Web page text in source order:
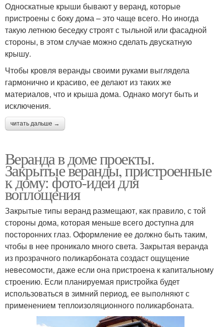
Односкатные крыши бывают у веранд, которые
пристроены с боку дома – это чаще всего. Но иногда
такую летнюю беседку строят с тыльной или фасадной
стороны, в этом случае можно сделать двускатную
крышу.
Чтобы кровля веранды своими руками выглядела
гармонично и красиво, ее делают из таких же
материалов, что и крыша дома. Однако могут быть и
исключения.
читать дальше →
Веранда в доме проекты.
Закрытые веранды, пристроенные
к дому: фото-идеи для
воплощения
Закрытые типы веранд размещают, как правило, с той
стороны дома, которая меньше всего доступна для
посторонних глаз. Оформление ее должно быть таким,
чтобы в нее проникало много света. Закрытая веранда
из прозрачного поликарбоната создаст ощущение
невесомости, даже если она пристроена к капитальному
строению. Если планируемая пристройка будет
использоваться в зимний период, ее выполняют с
применением теплоизоляционного поликарбоната.